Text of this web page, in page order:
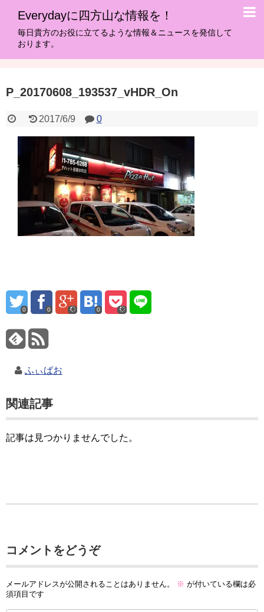
Everydayに四方山な情報を！
毎日貴方のお役に立てるような情報＆ニュースを発信して
おります。
P_20170608_193537_vHDR_On
2017/6/9 0
0 0 0
ふぃばお
関連記事
記事は見つかりませんでした。
コメントをどうぞ
メールアドレスが公開されることはありません。 ※ が付いている欄は必
須項目です